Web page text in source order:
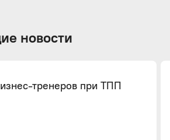
новости
тренеров при ТПП